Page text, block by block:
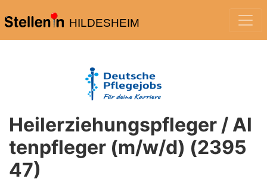
HILDESHEIM
Heilerziehungspfleger / Al
tenpfleger (m/w/d) (2395
47)